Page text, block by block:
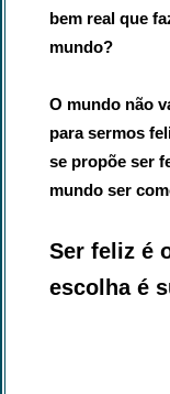
bem real que
mundo?
O mundo não
para sermos
se propõe ser
mundo ser
Ser feliz é
escolha é